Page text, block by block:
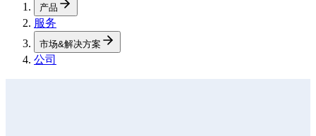
产品
服务
市场&解决方案
公司